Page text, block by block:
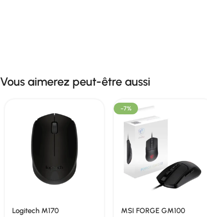
Vous aimerez peut-être aussi
Logitech M170
-7%
MSI FORGE GM100